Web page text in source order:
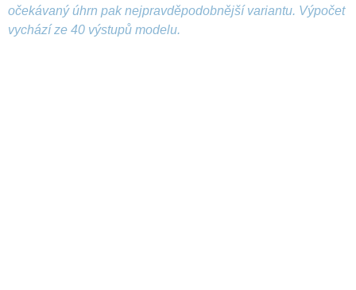
očekávaný úhrn pak nejpravděpodobnější variantu. Výpočet
vychází ze 40 výstupů modelu.